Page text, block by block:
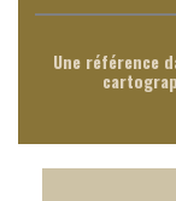
Une référence